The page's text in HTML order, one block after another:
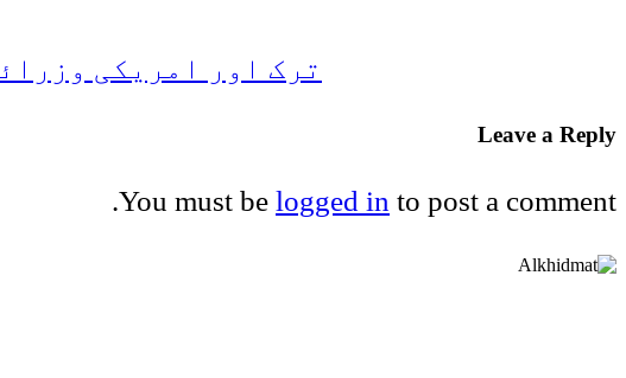
ترک اور امریکی
Leave a Reply
You must be logged in to post a comment.